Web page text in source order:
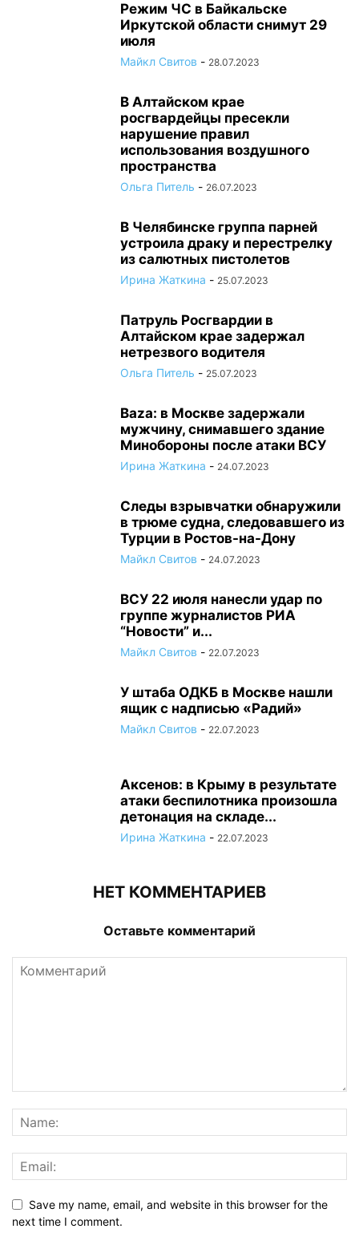
Режим ЧС в Байкальске
Иркутской области снимут 29
июля
Майкл Свитов - 28.07.2023
В Алтайском крае
росгвардейцы пресекли
нарушение правил
использования воздушного
пространства
Ольга Питель - 26.07.2023
В Челябинске группа парней
устроила драку и перестрелку
из салютных пистолетов
Ирина Жаткина - 25.07.2023
Патруль Росгвардии в
Алтайском крае задержал
нетрезвого водителя
Ольга Питель - 25.07.2023
Baza: в Москве задержали
мужчину, снимавшего здание
Минобороны после атаки ВСУ
Ирина Жаткина - 24.07.2023
Следы взрывчатки обнаружили
в трюме судна, следовавшего из
Турции в Ростов-на-Дону
Майкл Свитов - 24.07.2023
ВСУ 22 июля нанесли удар по
группе журналистов РИА
“Новости” и...
Майкл Свитов - 22.07.2023
У штаба ОДКБ в Москве нашли
ящик с надписью «Радий»
Майкл Свитов - 22.07.2023
Аксенов: в Крыму в результате
атаки беспилотника произошла
детонация на складе...
Ирина Жаткина - 22.07.2023
НЕТ КОММЕНТАРИЕВ
Оставьте комментарий
Save my name, email, and website in this browser for the
next time I comment.